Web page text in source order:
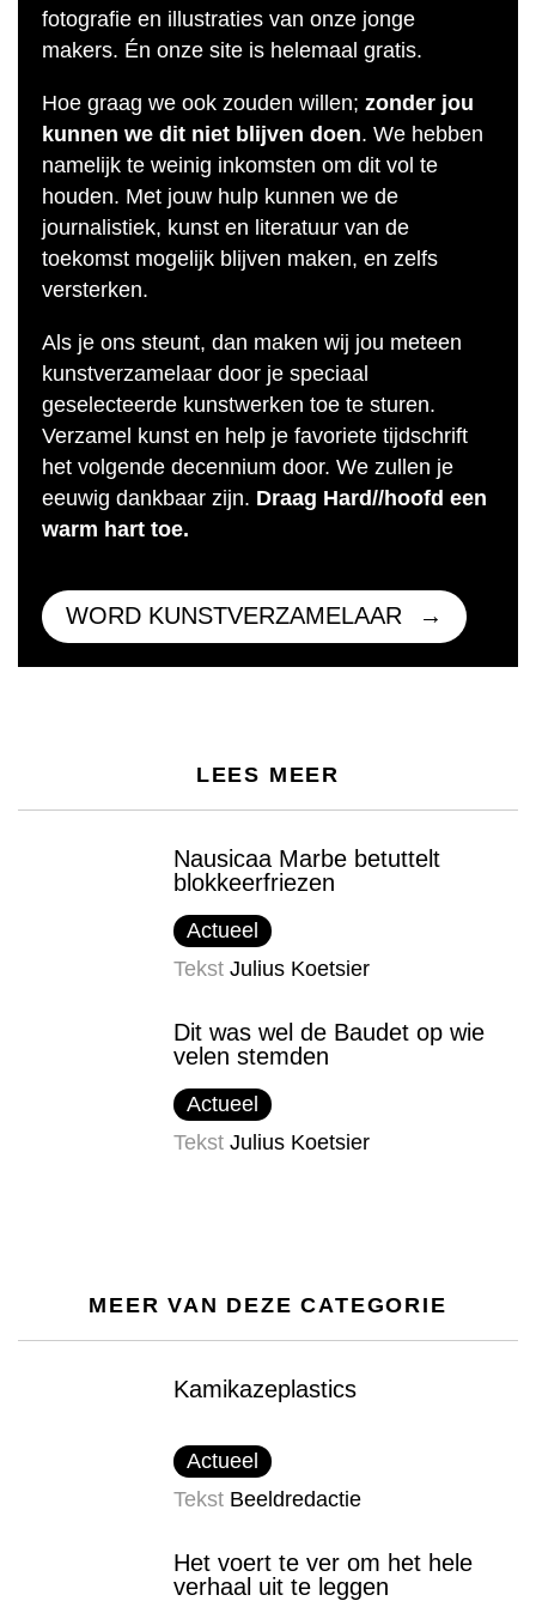
fotografie en illustraties van onze jonge
makers. Én onze site is helemaal gratis.
Hoe graag we ook zouden willen; zonder jou
kunnen we dit niet blijven doen. We hebben
namelijk te weinig inkomsten om dit vol te
houden. Met jouw hulp kunnen we de
journalistiek, kunst en literatuur van de
toekomst mogelijk blijven maken, en zelfs
versterken.
Als je ons steunt, dan maken wij jou meteen
kunstverzamelaar door je speciaal
geselecteerde kunstwerken toe te sturen.
Verzamel kunst en help je favoriete tijdschrift
het volgende decennium door. We zullen je
eeuwig dankbaar zijn. Draag Hard//hoofd een
warm hart toe.
WORD KUNSTVERZAMELAAR
LEES MEER
Nausicaa Marbe betuttelt
blokkeerfriezen
Actueel
Tekst Julius Koetsier
Dit was wel de Baudet op wie
velen stemden
Actueel
Tekst Julius Koetsier
MEER VAN DEZE CATEGORIE
Kamikazeplastics
Actueel
Tekst Beeldredactie
Het voert te ver om het hele
verhaal uit te leggen